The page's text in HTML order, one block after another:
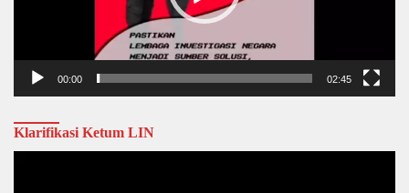
00:00 02:45
Klarifikasi Ketum LIN